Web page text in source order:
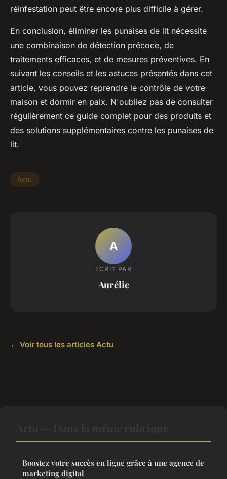
réinfestation peut être encore plus difficile à gérer.
En conclusion, éliminer les punaises de lit nécessite
une combinaison de détection précoce, de
traitements efficaces, et de mesures préventives. En
suivant les conseils et les astuces présentés dans cet
article, vous pouvez reprendre le contrôle de votre
maison et dormir en paix. N'oubliez pas de consulter
régulièrement ce guide complet pour des produits et
des solutions supplémentaires contre les punaises de
lit.
Actu
A
ECRIT PAR
Aurélie
← Voir tous les articles Actu
Boostez votre succès en ligne grâce à une agence de
marketing digital